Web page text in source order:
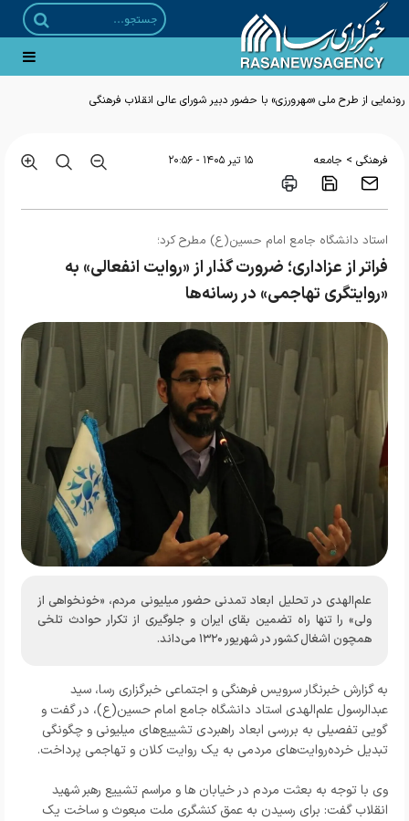
رونمایی از طرح ملی «مهرورزی» با حضور دبیر شورای عالی انقلاب فرهنگی
فرهنگی > جامعه ۱۵ تير ۱۴۰۵ - ۲۰:۵۶
استاد دانشگاه جامع امام حسین(ع) مطرح کرد؛
فراتر از عزاداری؛ ضرورت گذار از «روایت انفعالی» به
«روایتگری تهاجمی» در رسانه‌ها
علم‌الهدی در تحلیل ابعاد تمدنی حضور میلیونی مردم، «خونخواهی از
ولی» را تنها راه تضمین بقای ایران و جلوگیری از تکرار حوادث تلخی
همچون اشغال کشور در شهریور ۱۳۲۰ می‌داند.
به گزارش خبرنگار سرویس فرهنگی و اجتماعی خبرگزاری رسا، سید
عبدالرسول علم‌الهدی استاد دانشگاه جامع امام حسین(ع)، در گفت و
گویی تفصیلی به بررسی ابعاد راهبردی تشییع‌های میلیونی و چگونگی
تبدیل خرده‌روایت‌های مردمی به یک روایت کلان و تهاجمی پرداخت.
وی با توجه به بعثت مردم در خیابان ها و مراسم تشییع رهبر شهید
انقلاب گفت: برای رسیدن به عمق کنشگری ملت مبعوث و ساخت یک